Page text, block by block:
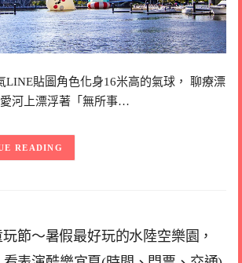
LINE貼圖角色化身16米高的氣球， 聊療漂
河上漂浮著「無所事…
READING
節～暑假最好玩的水陸空樂園，